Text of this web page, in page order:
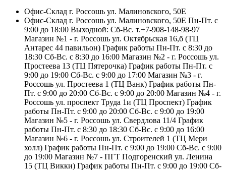
Офис-Склад г. Россошь ул. Малиновского, 50Е
Офис-Склад г. Россошь ул. Малиновского, 50Е Пн-Пт. с
9:00 до 18:00 Выходной: Сб-Вс. т.+7-908-148-98-97
Магазин №1 - г. Россошь ул. Октябрьская 16,б (ТЦ
Антарес 44 павильон) График работы Пн-Пт. с 8:30 до
18:30 Сб-Вс. с 8:30 до 16:00 Магазин №2 - г. Россошь ул.
Простеева 13 (ТЦ Пятерочка) График работы Пн-Пт. с
9:00 до 19:00 Сб-Вс. с 9:00 до 17:00 Магазин №3 - г.
Россошь ул. Простеева 1 (ТЦ Ванк) График работы Пн-
Пт. с 9:00 до 20:00 Сб-Вс. с 9:00 до 20:00 Магазин №4 - г.
Россошь ул. проспект Труда 1и (ТЦ Проспект) График
работы Пн-Пт. с 9:00 до 20:00 Сб-Вс. с 9:00 до 19:00
Магазин №5 - г. Россошь ул. Свердлова 11/4 График
работы Пн-Пт. с 8:30 до 18:30 Сб-Вс. с 9:00 до 16:00
Магазин №6 - г. Россошь ул. Строителей 1 (ТЦ Мери
холл) График работы Пн-Пт. с 9:00 до 19:00 Сб-Вс. с 9:00
до 19:00 Магазин №7 - ПГТ Подгоренский ул. Ленина
15 (ТЦ Викки) График работы Пн-Пт. с 9:00 до 19:00 Сб-